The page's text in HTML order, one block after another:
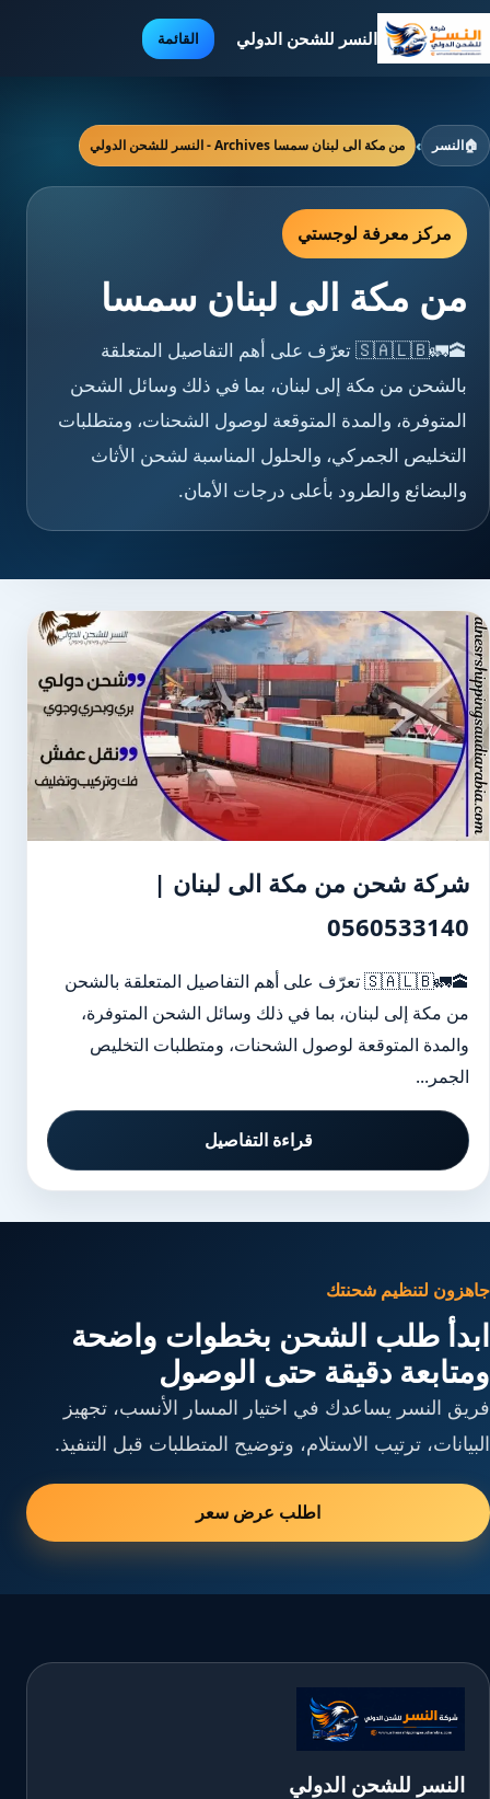
النسر للشحن الدولي القائمة
🏠النسر › من مكة الى لبنان سمسا Archives - النسر للشحن الدولي
مركز معرفة لوجستي
من مكة الى لبنان سمسا
🕋🚛🇸🇦🇱🇧 تعرّف على أهم التفاصيل المتعلقة
بالشحن من مكة إلى لبنان، بما في ذلك وسائل الشحن
المتوفرة، والمدة المتوقعة لوصول الشحنات، ومتطلبات
التخليص الجمركي، والحلول المناسبة لشحن الأثاث
والبضائع والطرود بأعلى درجات الأمان.
شركة شحن من مكة الى لبنان |
0560533140
🕋🚛🇸🇦🇱🇧 تعرّف على أهم التفاصيل المتعلقة بالشحن
من مكة إلى لبنان، بما في ذلك وسائل الشحن المتوفرة،
والمدة المتوقعة لوصول الشحنات، ومتطلبات التخليص
الجمر...
قراءة التفاصيل
جاهزون لتنظيم شحنتك
ابدأ طلب الشحن بخطوات واضحة
ومتابعة دقيقة حتى الوصول
فريق النسر يساعدك في اختيار المسار الأنسب، تجهيز
البيانات، ترتيب الاستلام، وتوضيح المتطلبات قبل التنفيذ.
اطلب عرض سعر
النسر للشحن الدولي